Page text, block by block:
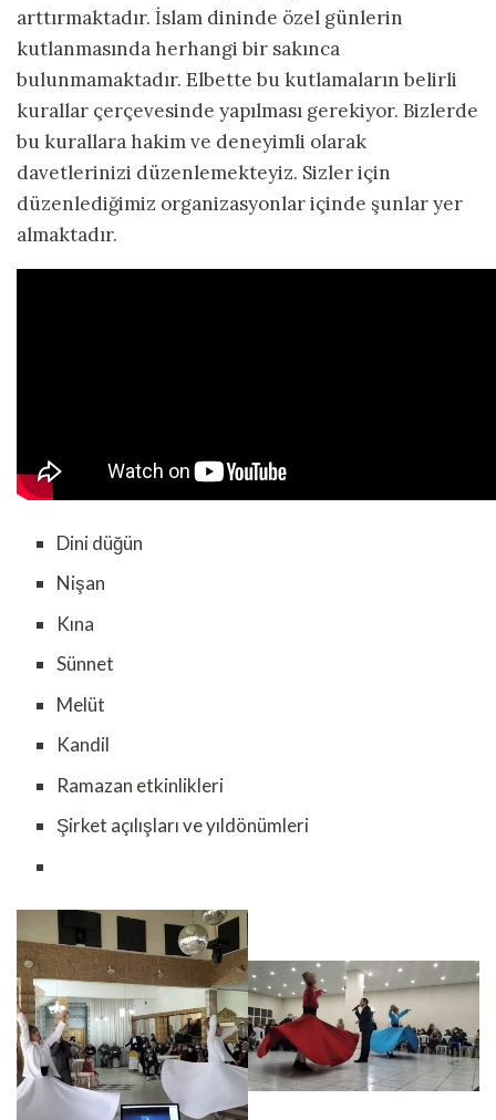
arttırmaktadır. İslam dininde özel günlerin
kutlanmasında herhangi bir sakınca
bulunmamaktadır. Elbette bu kutlamaların belirli
kurallar çerçevesinde yapılması gerekiyor. Bizlerde
bu kurallara hakim ve deneyimli olarak
davetlerinizi düzenlemekteyiz. Sizler için
düzenlediğimiz organizasyonlar içinde şunlar yer
almaktadır.
Dini düğün
Nişan
Kına
Sünnet
Melüt
Kandil
Ramazan etkinlikleri
Şirket açılışları ve yıldönümleri